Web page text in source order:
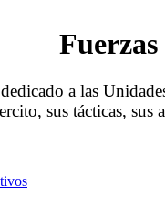
a las
sus tácticas, sus